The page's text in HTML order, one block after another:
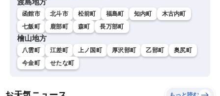
渡島地方
函館市 北斗市 松前町 福島町 知内町
木古内町
七飯町
鹿部町 森町 長万部町
檜山地方
八雲町 江差町 上ノ国町 厚沢部町 乙部町
奥尻町
今金町
せたな町